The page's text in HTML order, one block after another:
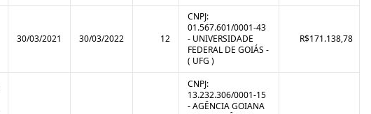
30/03/2021 30/03/2022 12
CNPJ:
01.567.601/0001-43
- UNIVERSIDADE
FEDERAL DE GOIÁS -
( UFG )
R$171.138,78
CNPJ:
13.232.306/0001-15
- AGÊNCIA GOIANA